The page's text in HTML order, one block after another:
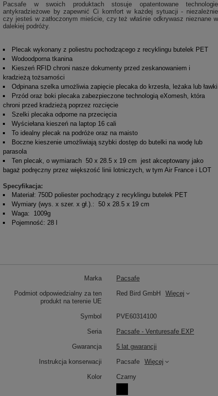
Pacsafe w swoich produktach stosuje opatentowane technologie
antykradzieżowe by zapewnić Ci komfort w każdej sytuacji - niezależnie
czy jesteś w zatłoczonym mieście, czy też właśnie odkrywasz nieznane w
dalekiej podróży.
Plecak wykonany z poliestru pochodzącego z recyklingu butelek PET
Wodoodporna tkanina
Kieszeń RFID chroni nasze dokumenty przed zeskanowaniem i
kradzieżą tożsamości
Odpinana szelka umożliwia zapięcie plecaka do krzesła, leżaka lub ławki
Przód oraz boki plecaka zabezpieczone technologią eXomesh, która
chroni przed kradzieżą poprzez rozcięcie
Szelki plecaka odporne na przecięcia
Wyściełana kieszeń na laptop 16 cali
To idealny plecak na podróże oraz na maisto
Boczne kieszenie umożliwiają szybki dostęp do butelki na wodę lub
parasola
Ten plecak, o wymiarach 50 x 28.5 x 19 cm jest akceptowany jako
bagaż podręczny przez większość linii lotniczych, w tym Air France i LOT
Specyfikacja:
Materiał: 750D poliester pochodzący z recyklingu butelek PET
Wymiary (wys. x szer. x gł.).: 50 x 28.5 x 19 cm
Waga: 1009g
Pojemność: 28 l
Marka Pacsafe
Podmiot odpowiedzialny za ten
produkt na terenie UE
Red Bird GmbH Więcej
Symbol PVE60314100
Seria Pacsafe - Venturesafe EXP
Gwarancja 5 lat gwarancji
Instrukcja konserwacji Pacsafe Więcej
Kolor Czarny